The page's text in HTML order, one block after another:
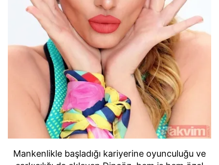
Mankenlikle başladığı kariyerine oyunculuğu ve